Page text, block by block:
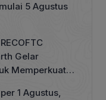
5 Agustus
Gelar
Memperkuat
1 Agustus,